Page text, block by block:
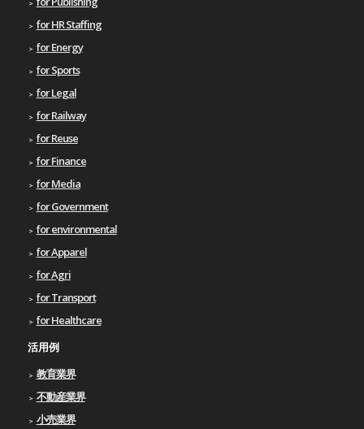
for HR Staffing
for Energy
for Sports
for Legal
for Railway
for Reuse
for Finance
for Media
for Government
for environmental
for Apparel
for Agri
for Transport
for Healthcare
活用例
教育業界
不動産業界
小売業界